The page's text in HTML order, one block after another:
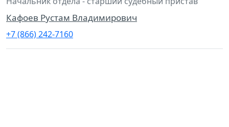
Кафоев Рустам Владимирович
+7 (866) 242-7160